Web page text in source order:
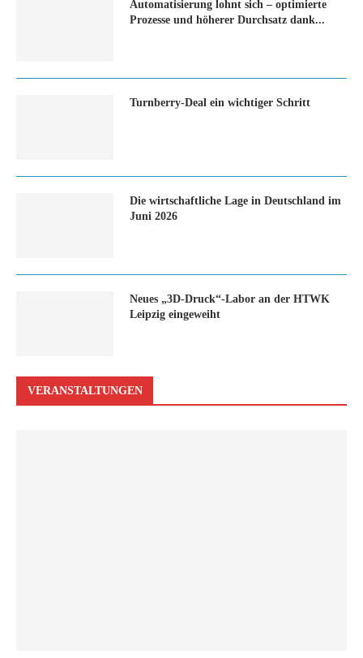
Automatisierung lohnt sich – optimierte
Prozesse und höherer Durchsatz dank...
Turn­ber­ry-Deal ein wich­ti­ger Schritt
Die wirtschaftliche Lage in Deutschland im
Juni 2026
Neues „3D-Druck“-Labor an der HTWK
Leipzig eingeweiht
VERANSTALTUNGEN